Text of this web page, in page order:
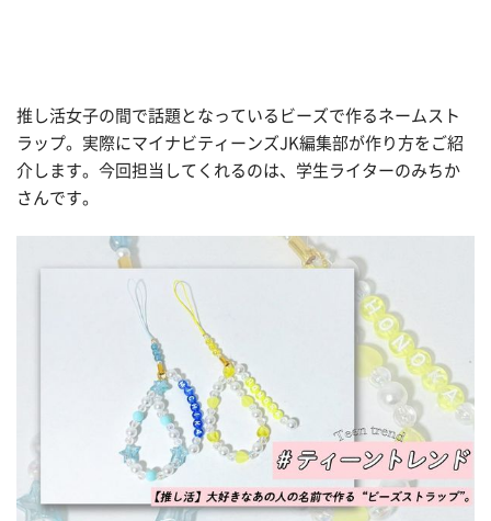
推し活女子の間で話題となっているビーズで作るネームスト
ラップ。実際にマイナビティーンズJK編集部が作り方をご紹
介します。今回担当してくれるのは、学生ライターのみちか
さんです。